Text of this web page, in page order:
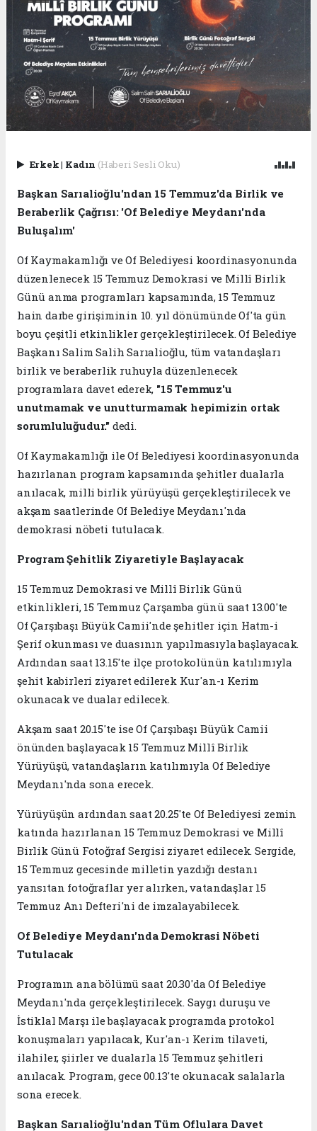
Erkek| Kadın (Haberi Sesli Oku)
Başkan Sarıalioğlu'ndan 15 Temmuz'da Birlik ve
Beraberlik Çağrısı: 'Of Belediye Meydanı'nda
Buluşalım'
Of Kaymakamlığı ve Of Belediyesi koordinasyonunda
düzenlenecek 15 Temmuz Demokrasi ve Millî Birlik
Günü anma programları kapsamında, 15 Temmuz
hain darbe girişiminin 10. yıl dönümünde Of'ta gün
boyu çeşitli etkinlikler gerçekleştirilecek. Of Belediye
Başkanı Salim Salih Sarıalioğlu, tüm vatandaşları
birlik ve beraberlik ruhuyla düzenlenecek
programlara davet ederek, "15 Temmuz'u
unutmamak ve unutturmamak hepimizin ortak
sorumluluğudur." dedi.
Of Kaymakamlığı ile Of Belediyesi koordinasyonunda
hazırlanan program kapsamında şehitler dualarla
anılacak, milli birlik yürüyüşü gerçekleştirilecek ve
akşam saatlerinde Of Belediye Meydanı'nda
demokrasi nöbeti tutulacak.
Program Şehitlik Ziyaretiyle Başlayacak
15 Temmuz Demokrasi ve Millî Birlik Günü
etkinlikleri, 15 Temmuz Çarşamba günü saat 13.00'te
Of Çarşıbaşı Büyük Camii'nde şehitler için Hatm-i
Şerif okunması ve duasının yapılmasıyla başlayacak.
Ardından saat 13.15'te ilçe protokolünün katılımıyla
şehit kabirleri ziyaret edilerek Kur'an-ı Kerim
okunacak ve dualar edilecek.
Akşam saat 20.15'te ise Of Çarşıbaşı Büyük Camii
önünden başlayacak 15 Temmuz Millî Birlik
Yürüyüşü, vatandaşların katılımıyla Of Belediye
Meydanı'nda sona erecek.
Yürüyüşün ardından saat 20.25'te Of Belediyesi zemin
katında hazırlanan 15 Temmuz Demokrasi ve Millî
Birlik Günü Fotoğraf Sergisi ziyaret edilecek. Sergide,
15 Temmuz gecesinde milletin yazdığı destanı
yansıtan fotoğraflar yer alırken, vatandaşlar 15
Temmuz Anı Defteri'ni de imzalayabilecek.
Of Belediye Meydanı'nda Demokrasi Nöbeti
Tutulacak
Programın ana bölümü saat 20.30'da Of Belediye
Meydanı'nda gerçekleştirilecek. Saygı duruşu ve
İstiklal Marşı ile başlayacak programda protokol
konuşmaları yapılacak, Kur'an-ı Kerim tilaveti,
ilahiler, şiirler ve dualarla 15 Temmuz şehitleri
anılacak. Program, gece 00.13'te okunacak salalarla
sona erecek.
Başkan Sarıalioğlu'ndan Tüm Oflulara Davet